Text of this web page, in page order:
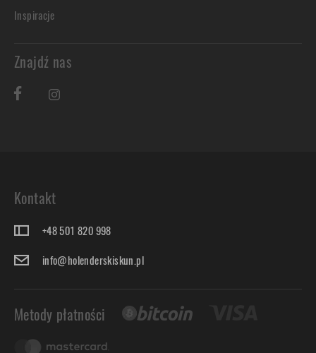
Inspiracje
Znajdź nas
Kontakt
+48 501 820 998
info@holenderskiskun.pl
Metody płatności